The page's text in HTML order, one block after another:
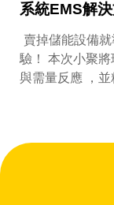
系統EMS解
賣掉儲能設備
驗！ 本次小聚
與需量反應 ，並